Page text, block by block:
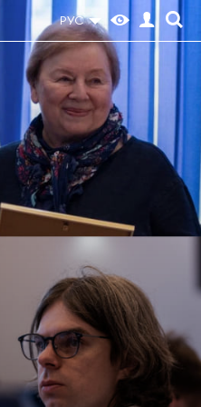
РУС